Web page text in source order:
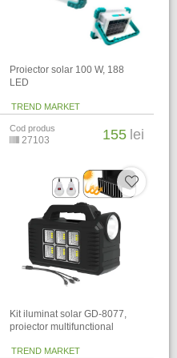
Proiector solar 100 W, 188
LED
TREND MARKET
Cod produs
27103 155 lei
Kit iluminat solar GD-8077,
proiector multifunctional
TREND MARKET